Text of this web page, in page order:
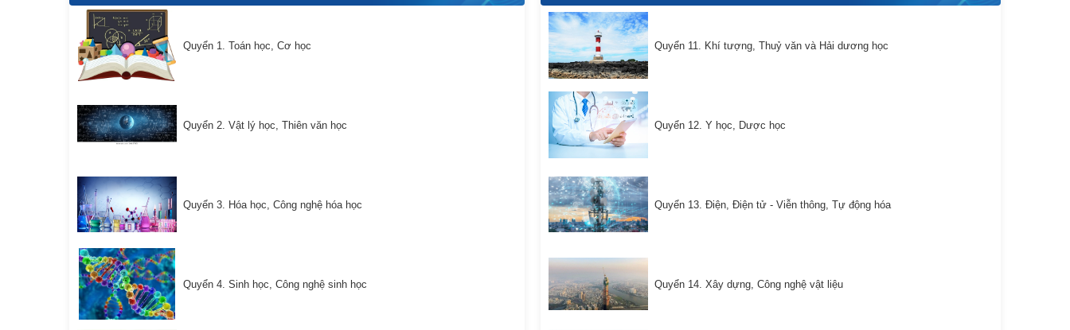
Quyển 1. Toán học, Cơ học
Quyển 2. Vật lý học, Thiên văn học
Quyển 3. Hóa học, Công nghệ hóa học
Quyển 4. Sinh học, Công nghệ sinh học
Quyển 11. Khí tượng, Thuỷ văn và Hải dương học
Quyển 12. Y học, Dược học
Quyển 13. Điện, Điện tử - Viễn thông, Tự động hóa
Quyển 14. Xây dựng, Công nghệ vật liệu